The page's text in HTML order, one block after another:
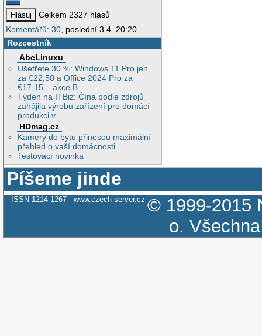
Celkem 2327 hlasů
Komentářů: 30, poslední 3.4. 20:20
Rozcestník
AbcLinuxu
Ušetřete 30 %: Windows 11 Pro jen
za €22,50 a Office 2024 Pro za
€17,15 – akce B
Týden na ITBiz: Čína podle zdrojů
zahájila výrobu zařízení pro domácí
produkci v
HDmag.cz
Kamery do bytu přinesou maximální
přehled o vaší domácnosti
Testovací novinka
Píšeme jinde
ISSN 1214-1267 www.czech-server.cz © 1999-2015
o.